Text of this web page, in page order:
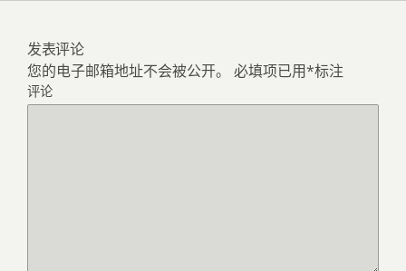
发表评论
您的电子邮箱地址不会被公开。 必填项已用*标注
评论